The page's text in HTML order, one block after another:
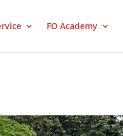
FO Academy